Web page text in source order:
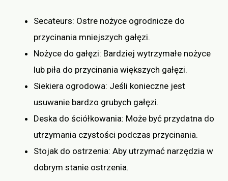
Secateurs: Ostre nożyce ogrodnicze do
przycinania mniejszych gałęzi.
Nożyce do gałęzi: Bardziej wytrzymałe nożyce
lub piła do przycinania większych gałęzi.
Siekiera ogrodowa: Jeśli konieczne jest
usuwanie bardzo grubych gałęzi.
Deska do ściółkowania: Może być przydatna do
utrzymania czystości podczas przycinania.
Stojak do ostrzenia: Aby utrzymać narzędzia w
dobrym stanie ostrzenia.